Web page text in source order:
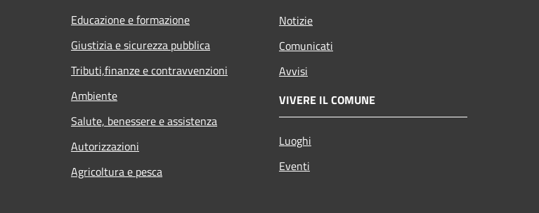
Educazione e formazione
Giustizia e sicurezza pubblica
Tributi,finanze e contravvenzioni
Ambiente
Salute, benessere e assistenza
Autorizzazioni
Agricoltura e pesca
Notizie
Comunicati
Avvisi
VIVERE IL COMUNE
Luoghi
Eventi